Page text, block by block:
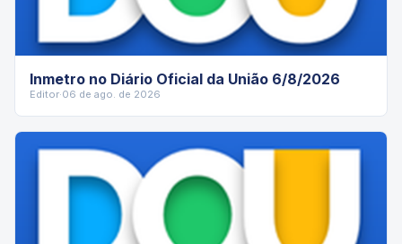
Inmetro no Diário Oficial da União 6/8/2026
Editor·06 de ago. de 2026